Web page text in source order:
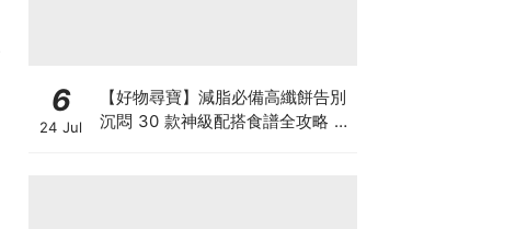
6
24 Jul
【好物尋寶】減脂必備高纖餅告別
沉悶 30 款神級配搭食譜全攻略 日